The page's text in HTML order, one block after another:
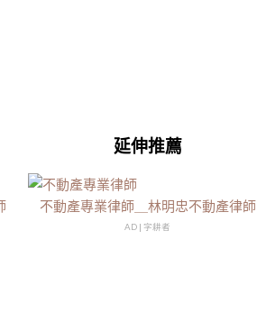
延伸推薦
不動產專業律師＿林明忠不動產律師
AD | 字耕者